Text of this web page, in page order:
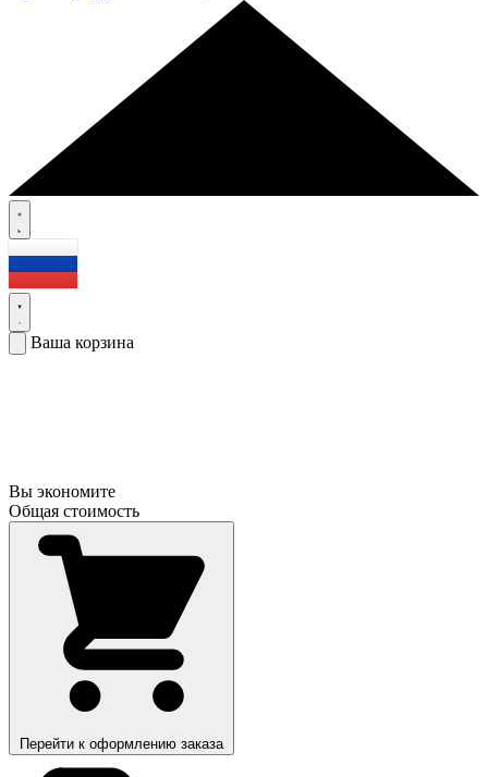
Ваша корзина
Вы экономите
Общая стоимость
Перейти к оформлению заказа